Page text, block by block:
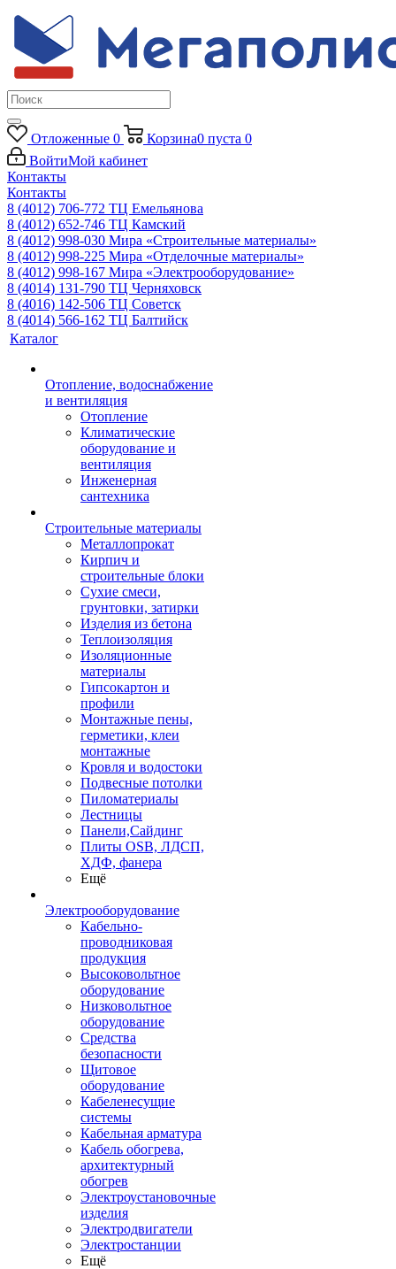
Отложенные 0 Корзина0 пуста 0
ВойтиМой кабинет
Контакты
Контакты
8 (4012) 706-772 ТЦ Емельянова
8 (4012) 652-746 ТЦ Камский
8 (4012) 998-030 Мира «Строительные материалы»
8 (4012) 998-225 Мира «Отделочные материалы»
8 (4012) 998-167 Мира «Электрооборудование»
8 (4014) 131-790 ТЦ Черняховск
8 (4016) 142-506 ТЦ Советск
8 (4014) 566-162 ТЦ Балтийск
Каталог
Отопление, водоснабжение
и вентиляция
Отопление
Климатические
оборудование и
вентиляция
Инженерная
сантехника
Строительные материалы
Металлопрокат
Кирпич и
строительные блоки
Сухие смеси,
грунтовки, затирки
Изделия из бетона
Теплоизоляция
Изоляционные
материалы
Гипсокартон и
профили
Монтажные пены,
герметики, клеи
монтажные
Кровля и водостоки
Подвесные потолки
Пиломатериалы
Лестницы
Панели,Сайдинг
Плиты OSB, ЛДСП,
ХДФ, фанера
Ещё
Электрооборудование
Кабельно-
проводниковая
продукция
Высоковольтное
оборудование
Низковольтное
оборудование
Средства
безопасности
Щитовое
оборудование
Кабеленесущие
системы
Кабельная арматура
Кабель обогрева,
архитектурный
обогрев
Электроустановочные
изделия
Электродвигатели
Электростанции
Ещё